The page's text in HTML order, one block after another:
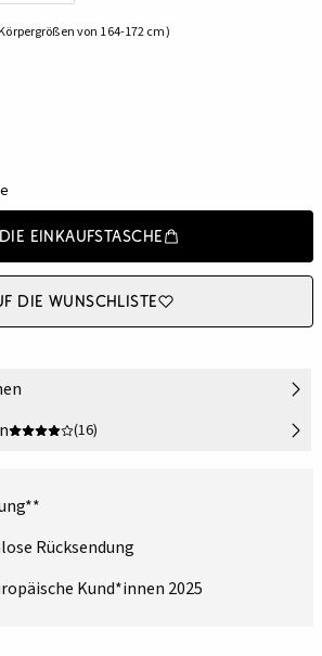
von 164-172 cm)
Einkaufstasche
die Wunschliste
(16)
Rücksendung
Kund*innen 2025